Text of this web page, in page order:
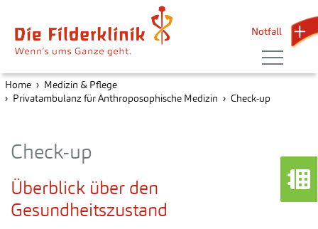
Notfall
Home
Medizin & Pflege
Privatambulanz für Anthroposophische Medizin
Check-up
Check-up
Überblick über den
Gesundheitszustand